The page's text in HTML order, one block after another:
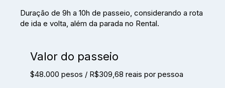
Duração de 9h a 10h de passeio, considerando a rota
de ida e volta, além da parada no Rental.
Valor do passeio
$48.000 pesos / R$309,68 reais por pessoa